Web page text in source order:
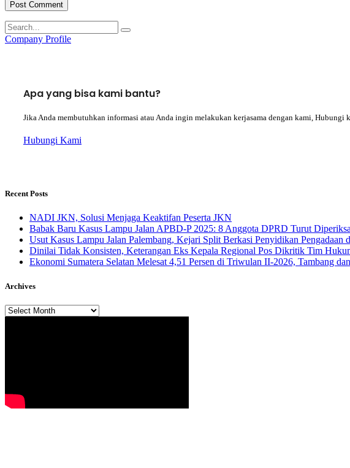
Company Profile
Apa yang bisa kami bantu?
Jika Anda membutuhkan informasi atau Anda ingin melakukan kerjasama dengan kami, Hubungi
Hubungi Kami
Recent Posts
NADI JKN, Solusi Menjaga Keaktifan Peserta JKN
Babak Baru Kasus Lampu Jalan APBD-P 2025: 8 Anggota DPRD Turut
Usut Kasus Lampu Jalan Palembang, Kejari Split Berkasi Penyidikan Pengadaan
Dinilai Tidak Konsisten, Keterangan Eks Kepala Regional Pos Dikritik Tim
Ekonomi Sumatera Selatan Melesat 4,51 Persen di Triwulan II-2026, Tambang
Archives
Archives